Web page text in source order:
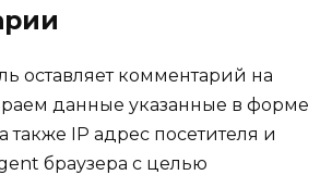
оставляет комментарий на
данные указанные в форме
также IP адрес посетителя и
браузера с целью